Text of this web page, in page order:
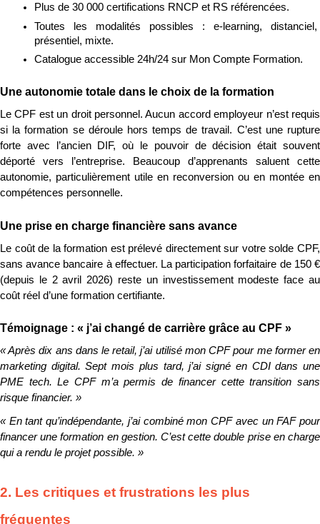
Plus de 30 000 certifications RNCP et RS référencées.
Toutes les modalités possibles : e-learning, distanciel,
présentiel, mixte.
Catalogue accessible 24h/24 sur Mon Compte Formation.
Une autonomie totale dans le choix de la formation
Le CPF est un droit personnel. Aucun accord employeur n’est requis
si la formation se déroule hors temps de travail. C’est une rupture
forte avec l’ancien DIF, où le pouvoir de décision était souvent
déporté vers l’entreprise. Beaucoup d’apprenants saluent cette
autonomie, particulièrement utile en reconversion ou en montée en
compétences personnelle.
Une prise en charge financière sans avance
Le coût de la formation est prélevé directement sur votre solde CPF,
sans avance bancaire à effectuer. La participation forfaitaire de 150 €
(depuis le 2 avril 2026) reste un investissement modeste face au
coût réel d’une formation certifiante.
Témoignage : « j’ai changé de carrière grâce au CPF »
« Après dix ans dans le retail, j’ai utilisé mon CPF pour me former en
marketing digital. Sept mois plus tard, j’ai signé en CDI dans une
PME tech. Le CPF m’a permis de financer cette transition sans
risque financier. »
« En tant qu’indépendante, j’ai combiné mon CPF avec un FAF pour
financer une formation en gestion. C’est cette double prise en charge
qui a rendu le projet possible. »
2. Les critiques et frustrations les plus
fréquentes